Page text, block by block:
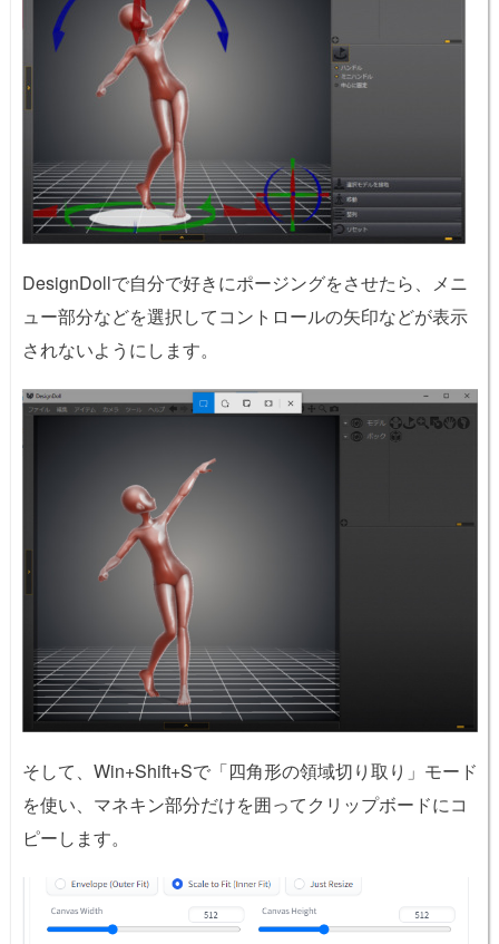
DesignDollで自分で好きにポージングをさせたら、メニ
ュー部分などを選択してコントロールの矢印などが表示
されないようにします。
そして、Win+Shift+Sで「四角形の領域切り取り」モード
を使い、マネキン部分だけを囲ってクリップボードにコ
ピーします。